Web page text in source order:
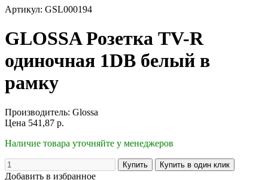
Артикул: GSL000194
GLOSSA Розетка TV-R
одиночная 1DB белый в
рамку
Производитель: Glossa
Цена 541,87 р.
Наличие товара уточняйте у менеджеров
Добавить в избранное